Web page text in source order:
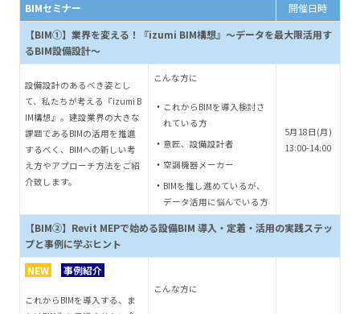
BIMセミナー
開催日時
【BIM①】業界を変える！『izumi BIM構想』～データを最大限活用す
るBIM設備設計～
設備設計のあるべき姿とし
て、私たちが考える『izumi B
IM構想』。建設業界の大きな
課題であるBIMの活用を推進
するべく、BIMへの新しい考
え方やアプローチ方法をご紹
介致します。
こんな方に
これからBIMを導入検討さ
れている方
意匠、設備設計者
空調機器メーカー
BIMを推し進めているが、
データ活用に悩んでいる方
5月18日(月)
13:00-14:00
【BIM②】Revit MEPで始める設備BIM 導入・定着・活用の実践ステッ
プと事例に学ぶヒント
NEW
事例紹介
これからBIMを導入する、ま
こんな方に